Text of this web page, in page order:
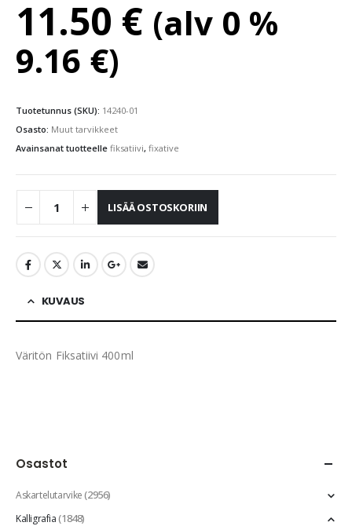
11.50 € (alv 0 %
9.16 €)
Tuotetunnus (SKU): 14240-01
Osasto: Muut tarvikkeet
Avainsanat tuotteelle fiksatiivi, fixative
LISÄÄ OSTOSKORIIN
KUVAUS
Väritön Fiksatiivi 400ml
Osastot
Askartelutarvike(2956)
Kalligrafia(1848)